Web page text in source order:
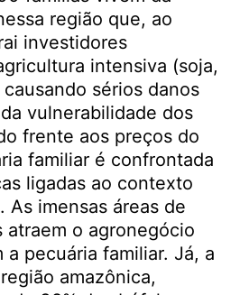
região que, ao
investidores
intensiva (soja,
sérios danos
vulnerabilidade dos
frente aos preços do
familiar é confrontada
ligadas ao contexto
As imensas áreas de
atraem o agronegócio
pecuária familiar. Já, a
amazônica,